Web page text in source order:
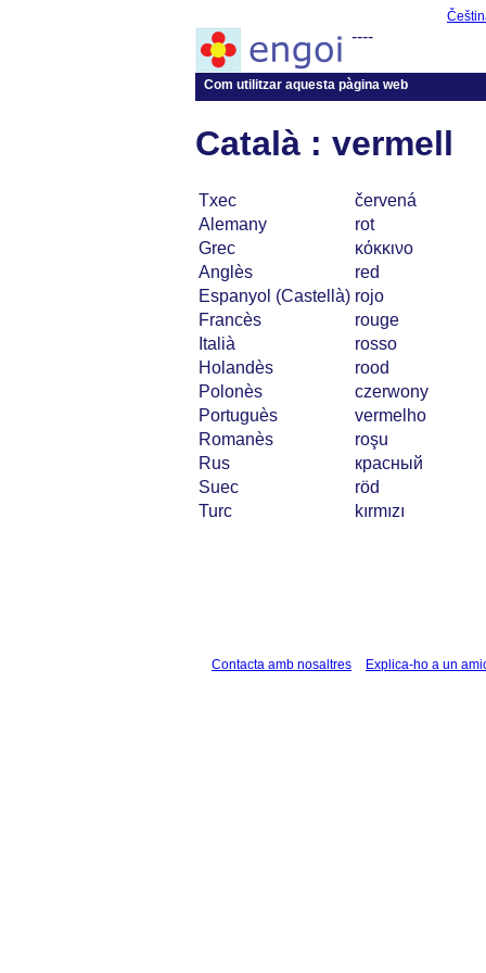
----
Com utilitzar aquesta pàgina web
Català : vermell
Txec
červená
Alemany
rot
Grec
κόκκινο
Anglès
red
Espanyol (Castellà) rojo
Francès
rouge
Italià
rosso
Holandès
rood
Polonès
czerwony
Portuguès
vermelho
Romanès
roşu
Rus
красный
Suec
röd
Turc
kırmızı
Contacta amb nosaltres Explica-ho a un